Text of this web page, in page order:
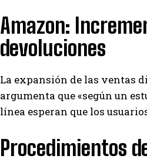
Amazon:
devoluciones
La expansión de las ventas
argumenta que «según un
línea esperan que los
Procedimientos